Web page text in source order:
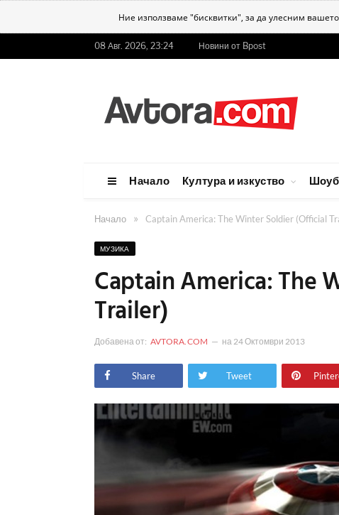
Ние използваме "бисквитки", за да улесним
08 Авг. 2026, 23:24 Новини от Bpost
Начало Култура и изкуство
Начало » Captain America: The Winter Soldier (Official
МУЗИКА
Captain America: The
Trailer)
Добавена от: AVTORA.COM на 24 Октомври 2013
Share Tweet